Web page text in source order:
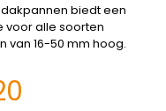
dakpannen biedt een
voor alle soorten
van 16-50 mm hoog.